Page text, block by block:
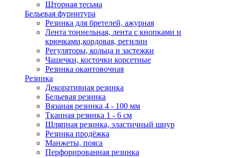
Шторная тесьма
Бельевая фурнитура
Резинка для бретелей, ажурная
Лента тоннельная, лента с кнопками и
крючками,кордовая, регилин
Регуляторы, кольца и застежки
Чашечки, косточки корсетные
Резинка окантовочная
Резинка
Декоративная резинка
Бельевая резинка
Вязаная резинка 4 - 100 мм
Тканная резинка 1 - 6 см
Шляпная резинка, эластичный шнур
Резинка продёжка
Манжеты, пояса
Перфорированная резинка